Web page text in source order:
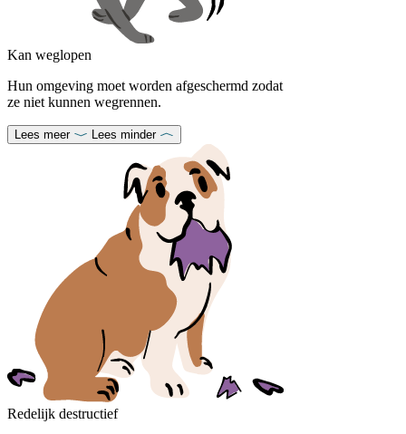
Kan weglopen
Hun omgeving moet worden afgeschermd zodat
ze niet kunnen wegrennen.
Lees meer Lees minder
Redelijk destructief